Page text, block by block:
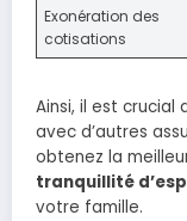
Exonération des
cotisations
Ainsi, il est
avec d’autres
obtenez la
tranquillité
votre famille.